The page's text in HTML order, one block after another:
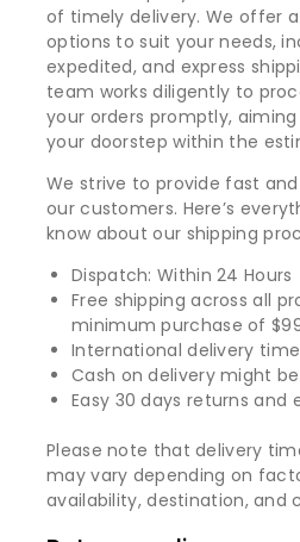
of timely delivery. We offer
options to suit your needs,
expedited, and express
team works diligently to
your orders promptly,
your doorstep within the
We strive to provide fast
our customers. Here’s
know about our shipping
Dispatch: Within 24 Hours
Free shipping across all
minimum purchase of
International delivery
Cash on delivery might
Easy 30 days returns and
Please note that delivery
may vary depending on
availability, destination, and